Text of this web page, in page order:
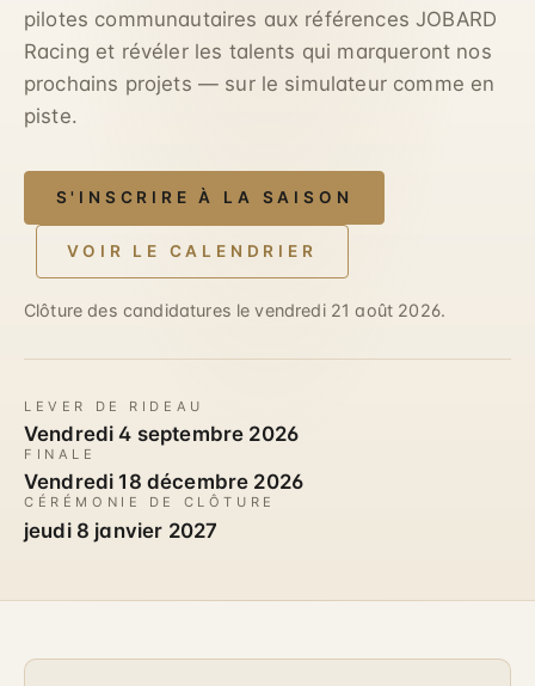
pilotes communautaires aux références JOBARD
Racing et révéler les talents qui marqueront nos
prochains projets — sur le simulateur comme en
piste.
S'INSCRIRE À LA SAISON
VOIR LE CALENDRIER
Clôture des candidatures le vendredi 21 août 2026.
LEVER DE RIDEAU
Vendredi 4 septembre 2026
FINALE
Vendredi 18 décembre 2026
CÉRÉMONIE DE CLÔTURE
jeudi 8 janvier 2027